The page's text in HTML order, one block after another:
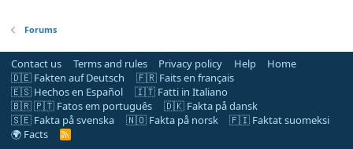
Forums
Contact us Terms and rules Privacy policy Help
Home
🇩🇪 Fakten auf Deutsch
🇫🇷 Faits en français
🇪🇸 Hechos en Español
🇮🇹 Fatti in Italiano
🇧🇷 🇵🇹 Fatos em português
🇩🇰 Fakta på dansk
🇸🇪 Fakta på svenska
🇳🇴 Fakta på norsk
🇫🇮 Faktat suomeksi
🌍 Facts
R